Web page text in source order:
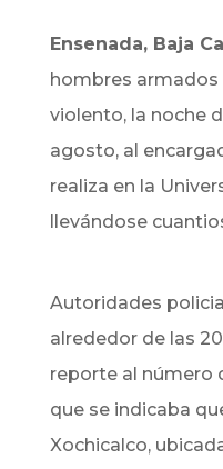
Ensenada, Baja
hombres
violento, la noche
agosto, al
realiza en la
llevándose
Autoridades
alrededor de las
reporte al número
que se indicaba
Xochicalco,